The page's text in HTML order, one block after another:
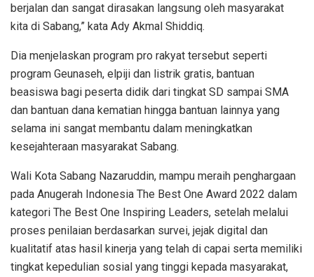
berjalan dan sangat dirasakan langsung oleh masyarakat
kita di Sabang,” kata Ady Akmal Shiddiq.
Dia menjelaskan program pro rakyat tersebut seperti
program Geunaseh, elpiji dan listrik gratis, bantuan
beasiswa bagi peserta didik dari tingkat SD sampai SMA
dan bantuan dana kematian hingga bantuan lainnya yang
selama ini sangat membantu dalam meningkatkan
kesejahteraan masyarakat Sabang.
Wali Kota Sabang Nazaruddin, mampu meraih penghargaan
pada Anugerah Indonesia The Best One Award 2022 dalam
kategori The Best One Inspiring Leaders, setelah melalui
proses penilaian berdasarkan survei, jejak digital dan
kualitatif atas hasil kinerja yang telah di capai serta memiliki
tingkat kepedulian sosial yang tinggi kepada masyarakat,